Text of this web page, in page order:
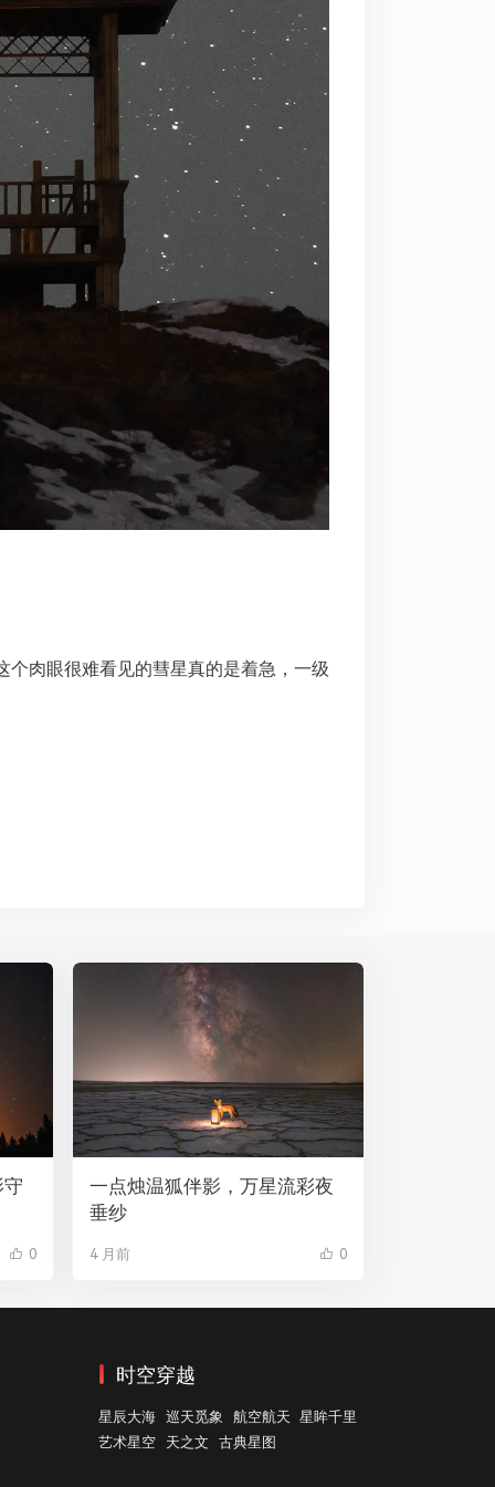
肉眼很难看见的彗星真的是着急，一级
0
一点烛温狐伴影，万星流彩夜
垂纱
4 月前 0
时空穿越
星辰大海 巡天觅象 航空航天
星眸千里
艺术星空
天之文 古典星图